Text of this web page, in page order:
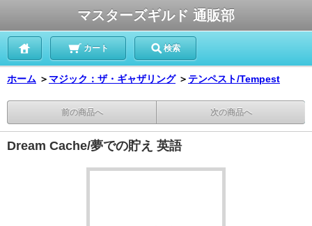
マスターズギルド 通販部
カート 検索
ホーム ＞ マジック：ザ・ギャザリング ＞ テンペスト/Tempest
前の商品へ 次の商品へ
Dream Cache/夢での貯え 英語